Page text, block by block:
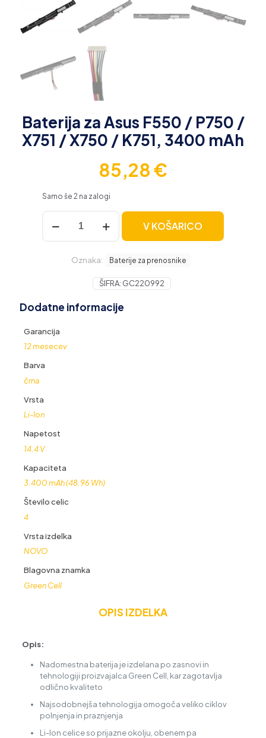
Baterija za Asus F550 / P750 /
X751 / X750 / K751, 3400 mAh
85,28€
Samo še 2 na zalogi
Baterija
Asus
/
/
3400
mAh
V KOŠARICO
Oznaka: Baterije za prenosnike
ŠIFRA: GC220992
Dodatne informacije
Garancija
12 mesecev
Barva
črna
Vrsta
Li-Ion
Napetost
14,4 V
Kapaciteta
3.400 mAh (48,96 Wh)
Število celic
4
Vrsta izdelka
NOVO
Blagovna znamka
Green Cell
OPIS IZDELKA
Opis:
Nadomestna baterija je izdelana po zasnovi in
tehnologiji proizvajalca Green Cell, kar zagotavlja
odlično kvaliteto
Najsodobnejša tehnologija omogoča veliko ciklov
polnjenja in praznjenja
Li-Ion celice so prijazne okolju, obenem pa